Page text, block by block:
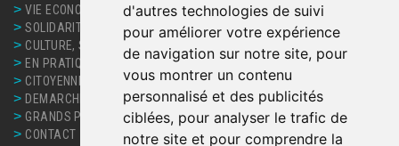
d'autres technologies de suivi
pour améliorer votre expérience
de navigation sur notre site, pour
vous montrer un contenu
personnalisé et des publicités
ciblées, pour analyser le trafic de
notre site et pour comprendre la
>VIE ECONOMIQUE
>SOLIDARITE, SANTE
> CULTURE, SPORT ET LOISIRS
> EN PRATIQUE
> CITOYENNETE
> DEMARCHES ET SERVICES
> GRANDS PROJETS
> CONTACT